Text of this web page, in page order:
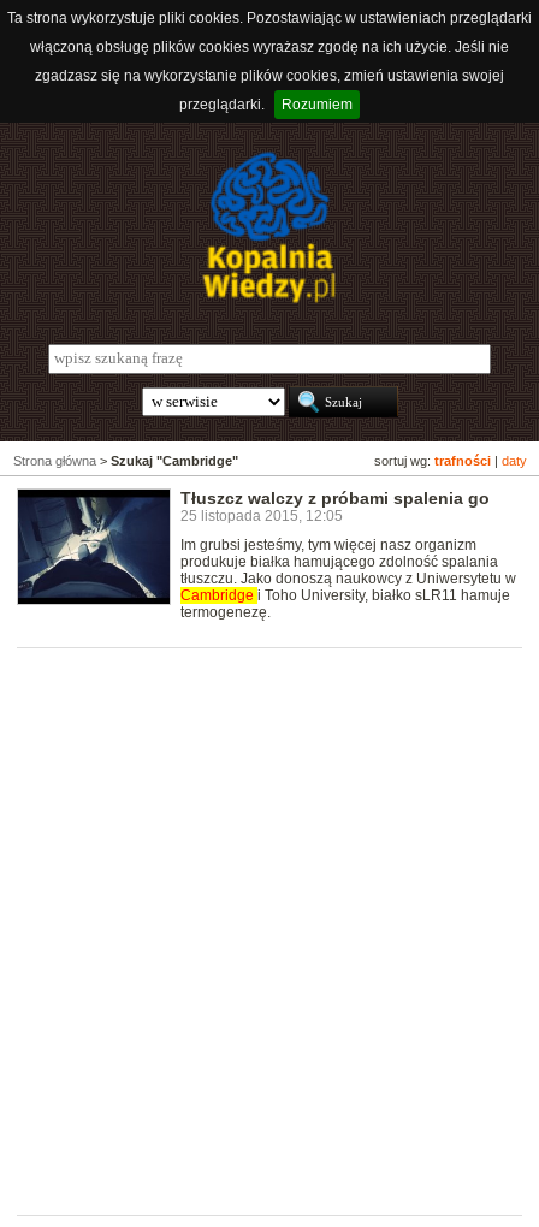
Ta strona wykorzystuje pliki cookies. Pozostawiając w ustawieniach przeglądarki
włączoną obsługę plików cookies wyrażasz zgodę na ich użycie. Jeśli nie
zgadzasz się na wykorzystanie plików cookies, zmień ustawienia swojej
przeglądarki.
Rozumiem
sortuj wg: trafności daty
Strona główna > Szukaj "Cambridge"
Tłuszcz walczy z próbami spalenia go
25 listopada 2015, 12:05
Im grubsi jesteśmy, tym więcej nasz organizm
produkuje białka hamującego zdolność spalania
tłuszczu. Jako donoszą naukowcy z Uniwersytetu w
Cambridge i Toho University, białko sLR11 hamuje
termogenezę.